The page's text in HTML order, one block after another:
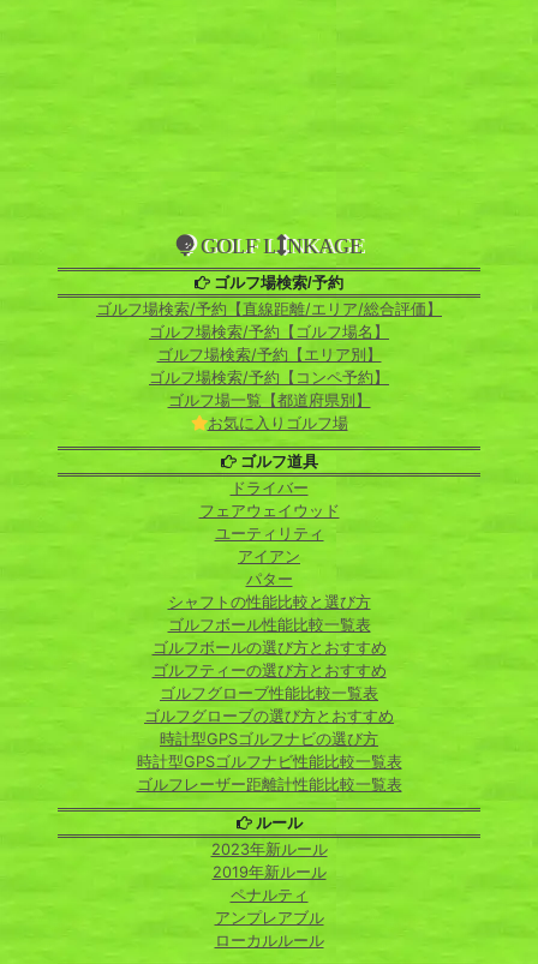
GOLF L NKAGE
ゴルフ場検索/予約
ゴルフ場検索/予約【直線距離/エリア/総合評価】
ゴルフ場検索/予約【ゴルフ場名】
ゴルフ場検索/予約【エリア別】
ゴルフ場検索/予約【コンペ予約】
ゴルフ場一覧【都道府県別】
お気に入りゴルフ場
ゴルフ道具
ドライバー
フェアウェイウッド
ユーティリティ
アイアン
パター
シャフトの性能比較と選び方
ゴルフボール性能比較一覧表
ゴルフボールの選び方とおすすめ
ゴルフティーの選び方とおすすめ
ゴルフグローブ性能比較一覧表
ゴルフグローブの選び方とおすすめ
時計型GPSゴルフナビの選び方
時計型GPSゴルフナビ性能比較一覧表
ゴルフレーザー距離計性能比較一覧表
ルール
2023年新ルール
2019年新ルール
ペナルティ
アンプレアブル
ローカルルール